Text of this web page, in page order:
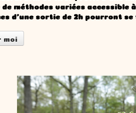
méthodes variées accessible
d'une sortie de 2h pourront
moi